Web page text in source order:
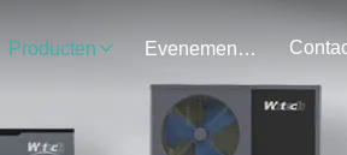
Producten Evenementen